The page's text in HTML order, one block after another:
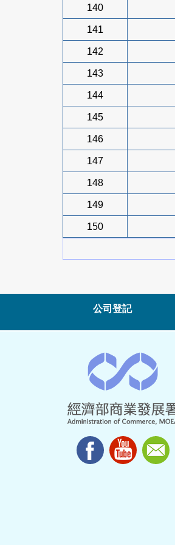
140
141
142
143
144
145
146
147
148
149
150
公司登記